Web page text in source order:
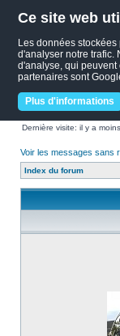
Ce site web
Les données
d'analyser notre trafic.
d'analyse, qui
partenaires sont
Plus d'informations
Dernière visite: il y a
Voir les messages sans
Index du forum